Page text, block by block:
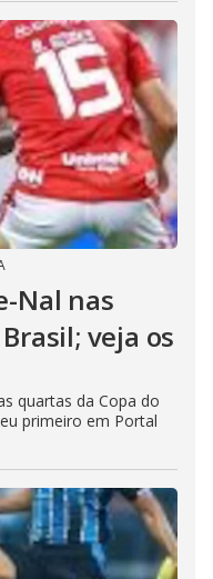
Nal nas
veja os
quartas da Copa do
primeiro em Portal